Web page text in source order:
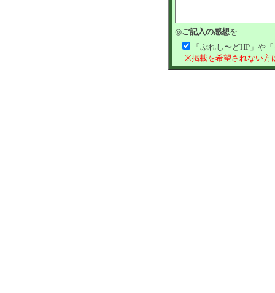
◎ご記入の感想を...
「ぷれし〜どHP」や
※掲載を希望されない方